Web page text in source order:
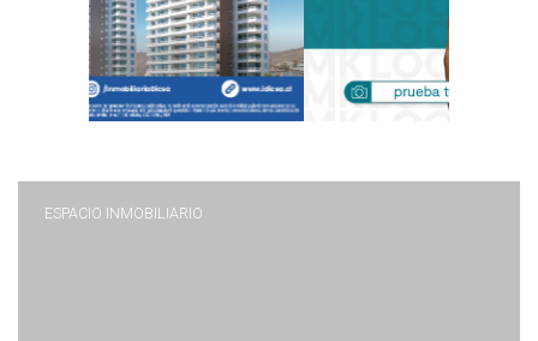
ESPACIO INMOBILIARIO